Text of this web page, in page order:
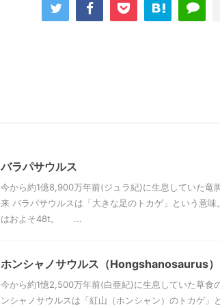
バラパサウルス
今から約1億8,900万年前(ジュラ紀)に生息していた
来 バラパサウルスは「大きな足のトカゲ」という
はおよそ48t。 ...
ホンシャノサウルス（Hongshanosaurus）
今から約1憶2,500万年前(白亜紀)に生息していた草
ンシャノサウルスは「紅山（ホンシャン）のトカゲ」